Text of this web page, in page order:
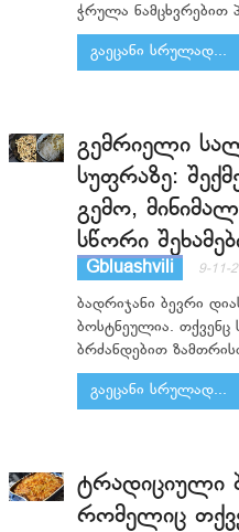
ჭრულა ნამცხვრებით
გაეცანი სრულად...
გემრიელი
სუფრაზე:
გემო,
სწორი
Gbluashvili 9-11-
ბადრიჯანი ბევრი
ბოსტნეულია.
ბრძანდებით
გაეცანი სრულად...
ტრადიციული
რომელიც